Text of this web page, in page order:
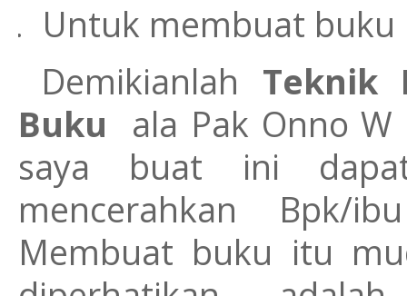
Untuk membuat
Demikianlah Teknik
Buku
ala Pak Onno
saya buat ini
mencerahkan Bpk/
Membuat buku itu